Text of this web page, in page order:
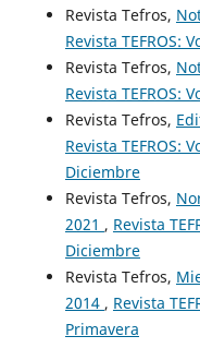
Revista Tefros,
Revista TEFROS:
Revista Tefros,
Revista TEFROS:
Revista Tefros,
Revista TEFROS:
Diciembre
Revista Tefros,
2021 , Revista
Diciembre
Revista Tefros,
2014 , Revista
Primavera